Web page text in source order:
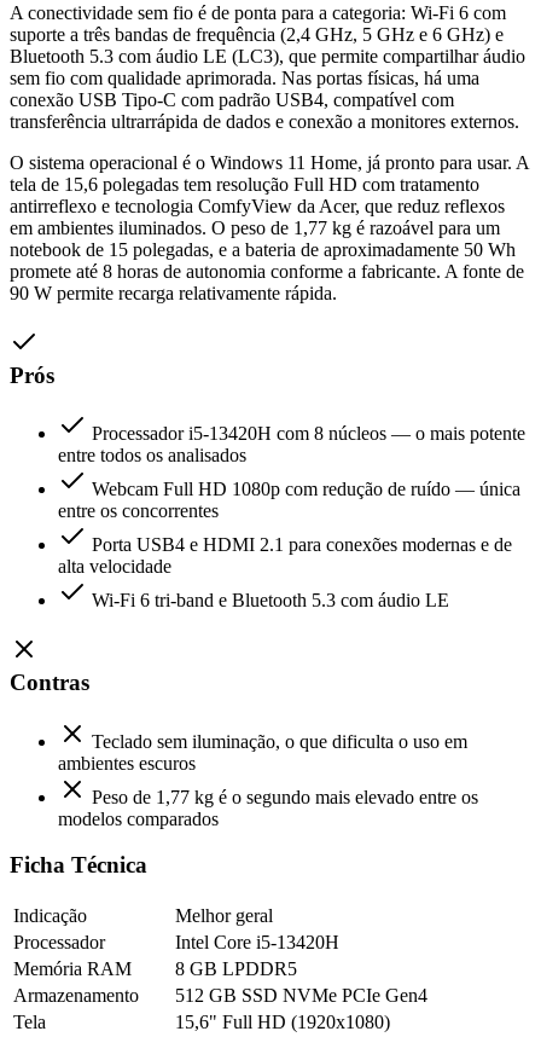
A conectividade sem fio é de ponta para a categoria: Wi-Fi 6 com
suporte a três bandas de frequência (2,4 GHz, 5 GHz e 6 GHz) e
Bluetooth 5.3 com áudio LE (LC3), que permite compartilhar áudio
sem fio com qualidade aprimorada. Nas portas físicas, há uma
conexão USB Tipo-C com padrão USB4, compatível com
transferência ultrarrápida de dados e conexão a monitores externos.
O sistema operacional é o Windows 11 Home, já pronto para usar. A
tela de 15,6 polegadas tem resolução Full HD com tratamento
antirreflexo e tecnologia ComfyView da Acer, que reduz reflexos
em ambientes iluminados. O peso de 1,77 kg é razoável para um
notebook de 15 polegadas, e a bateria de aproximadamente 50 Wh
promete até 8 horas de autonomia conforme a fabricante. A fonte de
90 W permite recarga relativamente rápida.
Prós
Processador i5-13420H com 8 núcleos — o mais potente
entre todos os analisados
Webcam Full HD 1080p com redução de ruído — única
entre os concorrentes
Porta USB4 e HDMI 2.1 para conexões modernas e de
alta velocidade
Wi-Fi 6 tri-band e Bluetooth 5.3 com áudio LE
Contras
Teclado sem iluminação, o que dificulta o uso em
ambientes escuros
Peso de 1,77 kg é o segundo mais elevado entre os
modelos comparados
Ficha Técnica
Indicação
Melhor geral
Processador
Intel Core i5-13420H
Memória RAM
8 GB LPDDR5
Armazenamento
512 GB SSD NVMe PCIe Gen4
Tela
15,6" Full HD (1920x1080)